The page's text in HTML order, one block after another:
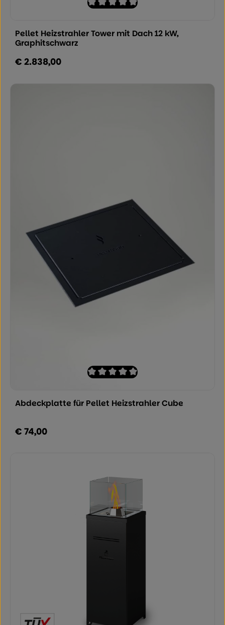
Pellet Heizstrahler Tower mit Dach 12 kW,
Graphitschwarz
Regulärer Preis:
€ 2.838,00
Abdeckplatte für Pellet Heizstrahler Cube
Regulärer Preis:
€ 74,00